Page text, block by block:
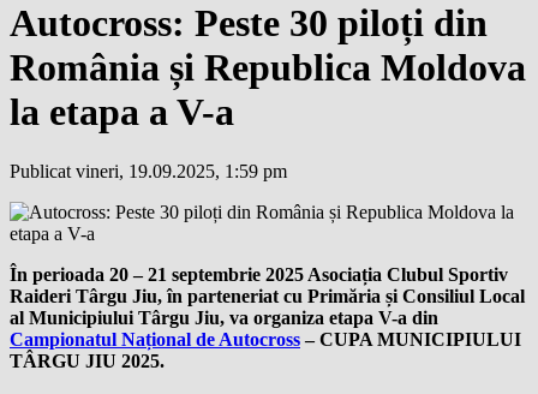
Autocross: Peste 30 piloți din
România și Republica Moldova
la etapa a V-a
Publicat vineri, 19.09.2025, 1:59 pm
În perioada 20 – 21 septembrie 2025 Asociația Clubul Sportiv
Raideri Târgu Jiu, în parteneriat cu Primăria și Consiliul Local
al Municipiului Târgu Jiu, va organiza etapa V-a din
Campionatul Național de Autocross– CUPA MUNICIPIULUI
TÂRGU JIU 2025.